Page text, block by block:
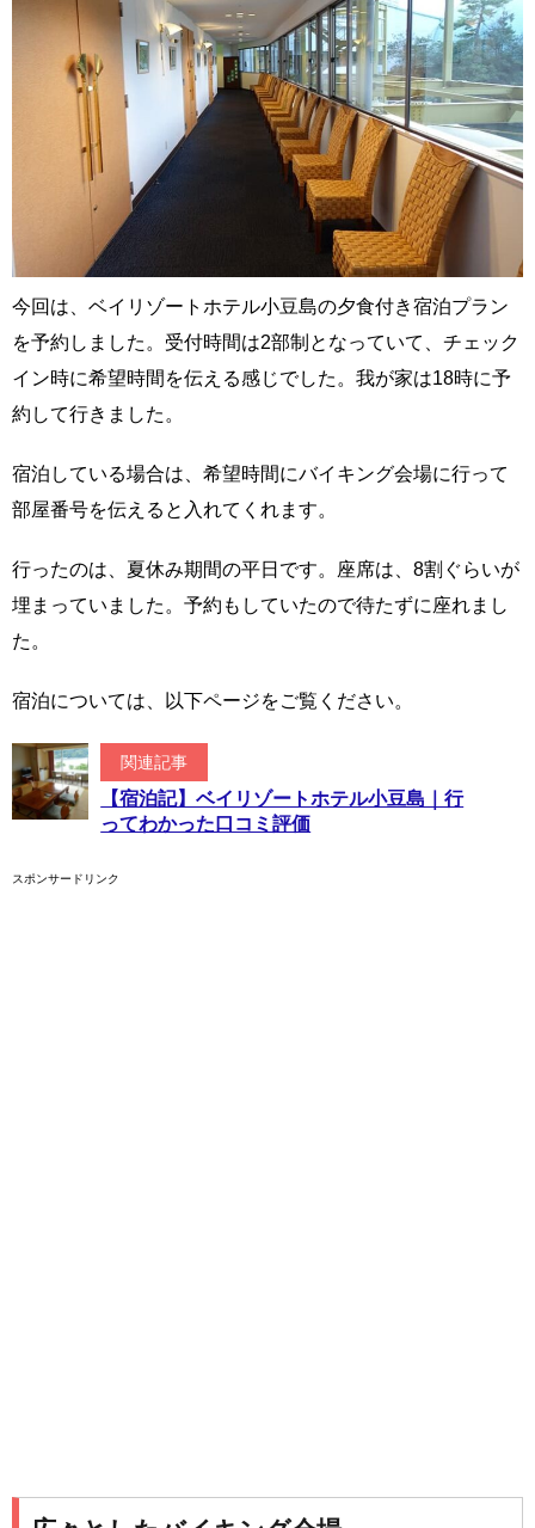
今回は、ベイリゾートホテル小豆島の夕食付き宿泊プラン
を予約しました。受付時間は2部制となっていて、チェック
イン時に希望時間を伝える感じでした。我が家は18時に予
約して行きました。
宿泊している場合は、希望時間にバイキング会場に行って
部屋番号を伝えると入れてくれます。
行ったのは、夏休み期間の平日です。座席は、8割ぐらいが
埋まっていました。予約もしていたので待たずに座れまし
た。
宿泊については、以下ページをご覧ください。
関連記事
【宿泊記】ベイリゾートホテル小豆島｜行
ってわかった口コミ評価
スポンサードリンク